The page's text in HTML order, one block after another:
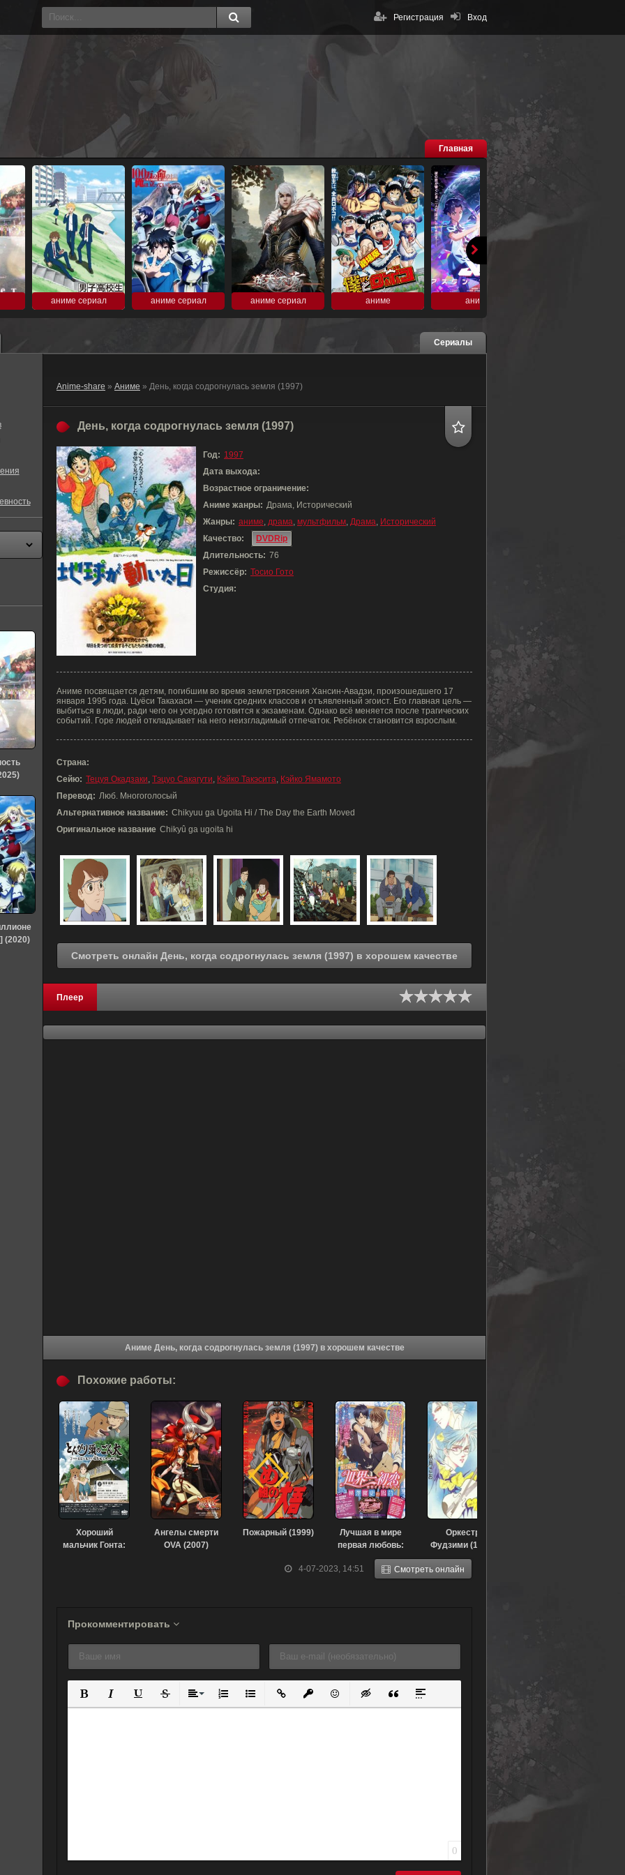
Вход
Регистрация
Главная
аниме сериал аниме сериал аниме сериал аниме аниме
Сериалы
Anime-share » Аниме » День, когда содрогнулась земля (1997)
День, когда содрогнулась земля (1997)
Год: 1997
Дата выхода:
Возрастное ограничение:
Аниме жанры: Драма, Исторический
Жанры: аниме, драма, мультфильм, Драма, Исторический
Качество:
DVDRip
Длительность: 76
Режиссёр: Тосио Гото
Студия:
Аниме посвящается детям, погибшим во время землетрясения Хансин-Авадзи, произошедшего 17
января 1995 года. Цуёси Такахаси — ученик средних классов и отъявленный эгоист. Его главная цель —
выбиться в люди, ради чего он усердно готовится к экзаменам. Однако всё меняется после трагических
событий. Горе людей откладывает на него неизгладимый отпечаток. Ребёнок становится взрослым.
Страна:
Сейю: Тецуя Окадзаки, Тэцуо Сакагути, Кэйко Такэсита, Кэйко Ямамото
Перевод: Люб. Многоголосый
Альтернативное название: Chikyuu ga Ugoita Hi / The Day the Earth Moved
Оригинальное название Chikyû ga ugoita hi
Смотреть онлайн День, когда содрогнулась земля (1997) в хорошем качестве
Плеер
Аниме День, когда содрогнулась земля (1997) в хорошем качестве
4-07-2023, 14:51 Смотреть онлайн
Похожие работы:
Хороший
мальчик Гонта:
Ангелы смерти
OVA (2007)
Пожарный (1999)
Лучшая в мире
первая любовь:
История
Ёкодзавы
Оркестр
Фудзими (1997)
Прокомментировать
Полужирный
КурсивПодчеркнутый
ЗачеркнутыйВыравнивание
Нумерованный список
Маркированный список
Вставить ссылку
Вставить защищенную ссылку
Вставить смайлик
Вставка скрытого текста
Вставка цитаты
Вставка спойлера
0
(2020)